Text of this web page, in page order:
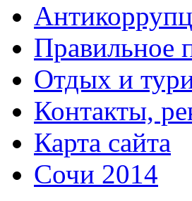
Правильное
Отдых и
Контакты,
Карта сайта
Сочи 2014